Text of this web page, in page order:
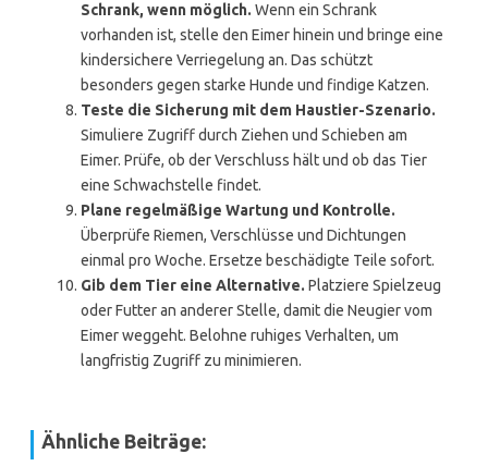
Schrank, wenn möglich. Wenn ein Schrank
vorhanden ist, stelle den Eimer hinein und bringe eine
kindersichere Verriegelung an. Das schützt
besonders gegen starke Hunde und findige Katzen.
Teste die Sicherung mit dem Haustier-Szenario.
Simuliere Zugriff durch Ziehen und Schieben am
Eimer. Prüfe, ob der Verschluss hält und ob das Tier
eine Schwachstelle findet.
Plane regelmäßige Wartung und Kontrolle.
Überprüfe Riemen, Verschlüsse und Dichtungen
einmal pro Woche. Ersetze beschädigte Teile sofort.
Gib dem Tier eine Alternative. Platziere Spielzeug
oder Futter an anderer Stelle, damit die Neugier vom
Eimer weggeht. Belohne ruhiges Verhalten, um
langfristig Zugriff zu minimieren.
Ähnliche Beiträge: